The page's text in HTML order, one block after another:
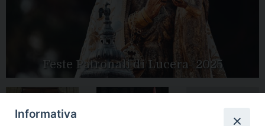
Feste Patronali di Lucera- 2025
Tutte le gallery
Informativa